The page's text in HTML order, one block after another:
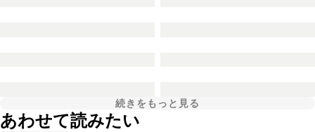
続きをもっと見る
あわせて読みたい